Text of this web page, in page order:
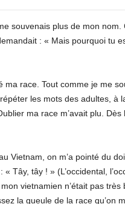
souvenais plus de mon nom.
: « Mais pourquoi tu
ma race. Tout comme je me
les mots des adultes, à
ma race m’avait plu. Dès
Vietnam, on m’a pointé du
Tây, tây ! » (L’occidental,
vietnamien n’était pas très
la gueule de la race qu’on